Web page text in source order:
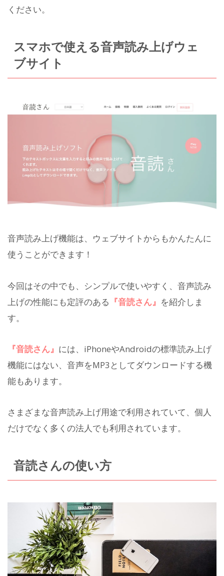
ください。
スマホで使える音声読み上げウェ
ブサイト
音声読み上げ機能は、ウェブサイトからもかんたんに
使うことができます！
今回はその中でも、シンプルで使いやすく、音声読み
上げの性能にも定評のある 『音読さん』 を紹介しま
す。
『音読さん』 には、iPhoneやAndroidの標準読み上げ
機能にはない、音声をMP3としてダウンロードする機
能もあります。
さまざまな音声読み上げ用途で利用されていて、個人
だけでなく多くの法人でも利用されています。
音読さんの使い方